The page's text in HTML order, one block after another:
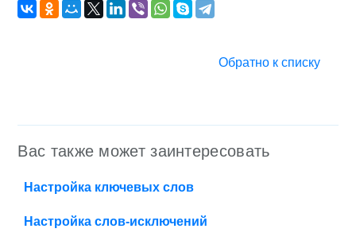
Обратно к списку
Вас также может заинтересовать
Настройка ключевых слов
Настройка слов-исключений